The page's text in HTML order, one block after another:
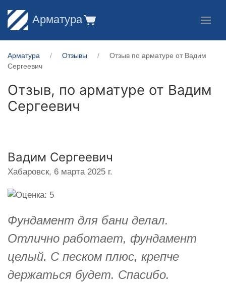
Арматура
Арматура Отзывы
Отзыв по арматуре от Вадим
Сергеевич
Отзыв, по арматуре от Вадим
Сергеевич
Вадим Сергеевич
Хабаровск, 6 марта 2025 г.
Фундамент для бани делал.
Отлично работает, фундамент
целый. С песком плюс, крепче
держаться будет. Спасибо.